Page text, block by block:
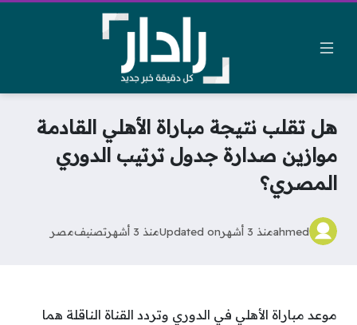
هل تقلب نتيجة مباراة الأهلي القادمة
موازين صدارة جدول ترتيب الدوري
المصري؟
ahmedمنذ 3 أشهر Updated onمنذ 3 أشهر تصنيفمصر
موعد مباراة الأهلي في الدوري وتردد القناة الناقلة هما